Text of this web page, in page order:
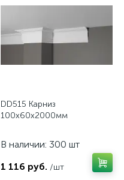
DD515 Карниз
100х60х2000мм
В наличии: 300 шт
1 116 руб. /шт